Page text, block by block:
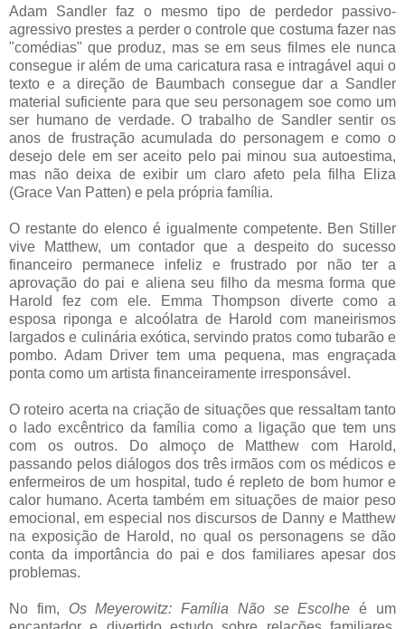
Adam Sandler faz o mesmo tipo de perdedor passivo-
agressivo prestes a perder o controle que costuma fazer nas
"comédias" que produz, mas se em seus filmes ele nunca
consegue ir além de uma caricatura rasa e intragável aqui o
texto e a direção de Baumbach consegue dar a Sandler
material suficiente para que seu personagem soe como um
ser humano de verdade. O trabalho de Sandler sentir os
anos de frustração acumulada do personagem e como o
desejo dele em ser aceito pelo pai minou sua autoestima,
mas não deixa de exibir um claro afeto pela filha Eliza
(Grace Van Patten) e pela própria família.
O restante do elenco é igualmente competente. Ben Stiller
vive Matthew, um contador que a despeito do sucesso
financeiro permanece infeliz e frustrado por não ter a
aprovação do pai e aliena seu filho da mesma forma que
Harold fez com ele. Emma Thompson diverte como a
esposa riponga e alcoólatra de Harold com maneirismos
largados e culinária exótica, servindo pratos como tubarão e
pombo. Adam Driver tem uma pequena, mas engraçada
ponta como um artista financeiramente irresponsável.
O roteiro acerta na criação de situações que ressaltam tanto
o lado excêntrico da família como a ligação que tem uns
com os outros. Do almoço de Matthew com Harold,
passando pelos diálogos dos três irmãos com os médicos e
enfermeiros de um hospital, tudo é repleto de bom humor e
calor humano. Acerta também em situações de maior peso
emocional, em especial nos discursos de Danny e Matthew
na exposição de Harold, no qual os personagens se dão
conta da importância do pai e dos familiares apesar dos
problemas.
No fim, Os Meyerowitz: Família Não se Escolhe é um